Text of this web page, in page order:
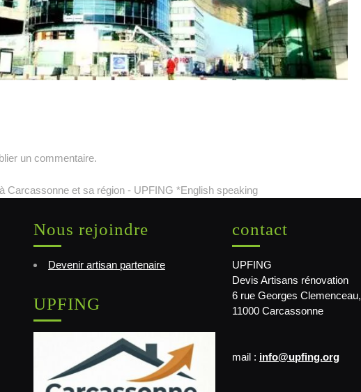
un commentaire.
Carcassonne et sa région - UPFING *English speaking
Nous rejoindre
Devenir artisan partenaire
UPFING
contact
UPFING
Devis Artisans rénovation
6 rue Georges Clemenceau,
11000 Carcassonne
mail : info@upfing.org